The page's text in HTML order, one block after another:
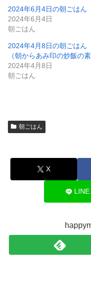
2024年6月4日の朝ごはん
2024年6月4日
朝ごはん
2024年4月8日の朝ごはん
（朝からあみ印の炒飯の素
2024年4月8日
朝ごはん
朝ごはん
X
LINE